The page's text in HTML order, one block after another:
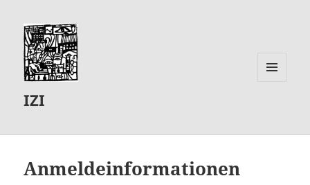
IZI
Anmeldeinformationen